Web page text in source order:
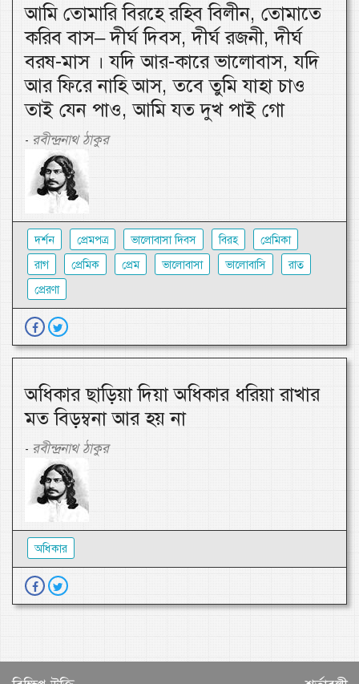
আমি তোমারি বিরহে রহিব বিলীন, তোমাতে
করিব বাস– দীর্ঘ দিবস, দীর্ঘ রজনী, দীর্ঘ
বরষ-মাস । যদি আর-কারে ভালোবাস, যদি
আর ফিরে নাহি আস, তবে তুমি যাহা চাও
তাই যেন পাও, আমি যত দুখ পাই গো
- রবীন্দ্রনাথ ঠাকুর
দর্শন প্রেমপত্র ভালোবাসা দিবস বিরহ
প্রেমিকা
রাগ
প্রেমিক প্রেম ভালোবাসা ভালোবাসি
রাত
প্রেরণা
অধিকার ছাড়িয়া দিয়া অধিকার ধরিয়া রাখার
মত বিড়ম্বনা আর হয় না
- রবীন্দ্রনাথ ঠাকুর
অধিকার